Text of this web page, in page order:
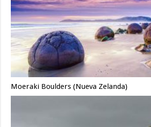
Moeraki Boulders (Nueva Zelanda)